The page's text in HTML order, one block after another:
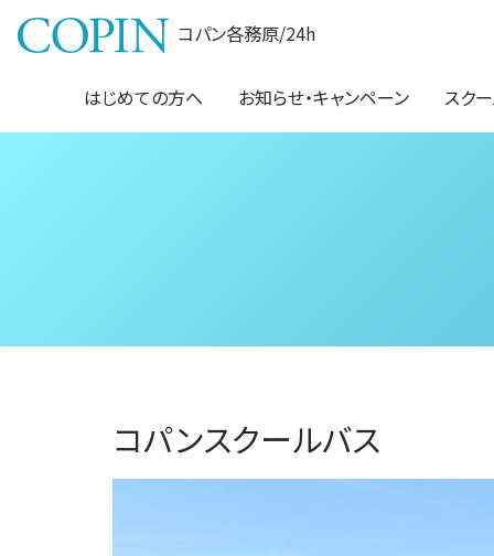
コパン各務原/24h
はじめての方へ お知らせ・キャンペーン スク
コパンスクールバス